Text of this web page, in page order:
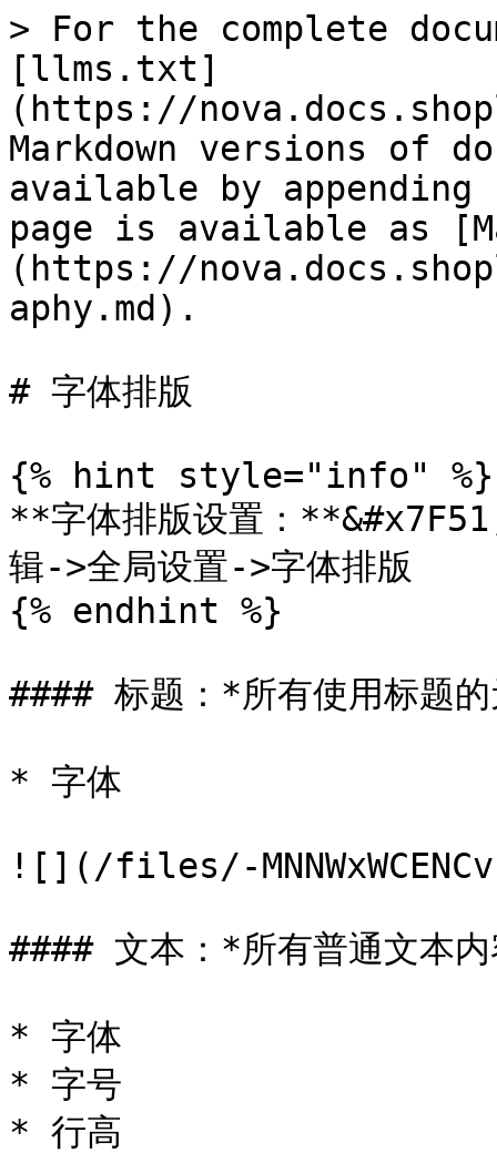
> For the complete
[llms.txt]
(https://
Markdown versions of
available by
page is available as
(https://
aphy.md).
# 字体排版
{% hint style="info" %}
**字体排版设置：
辑->全局设置->字体排版
{% endhint %}
#### 标题：*所有使用标题
* 字体
![](/files/-
#### 文本：*所有普通文本
* 字体
* 字号
* 行高